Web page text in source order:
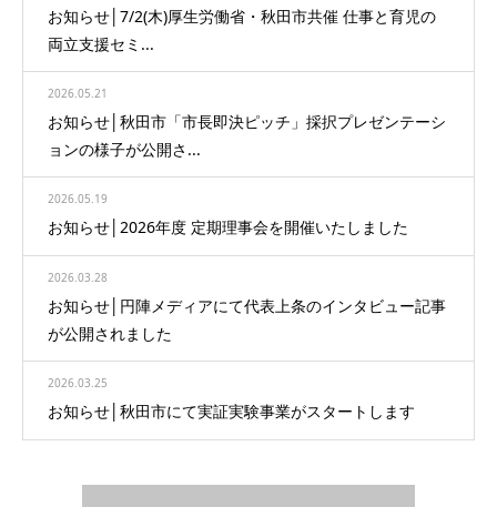
お知らせ│7/2(木)厚生労働省・秋田市共催 仕事と育児の
両立支援セミ...
2026.05.21
お知らせ│秋田市「市長即決ピッチ」採択プレゼンテーシ
ョンの様子が公開さ...
2026.05.19
お知らせ│2026年度 定期理事会を開催いたしました
2026.03.28
お知らせ│円陣メディアにて代表上条のインタビュー記事
が公開されました
2026.03.25
お知らせ│秋田市にて実証実験事業がスタートします